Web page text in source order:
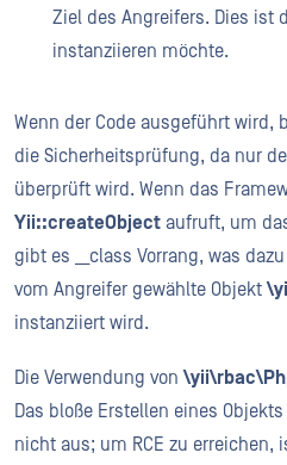
Ziel des Angreifers. Dies ist
instanziieren möchte.
Wenn der Code ausgeführt wird,
die Sicherheitsprüfung, da nur
überprüft wird. Wenn das
Yii::createObject aufruft, um
gibt es __class Vorrang, was
vom Angreifer gewählte Objekt
instanziiert wird.
Die Verwendung von
Das bloße Erstellen eines
nicht aus; um RCE zu erreichen,